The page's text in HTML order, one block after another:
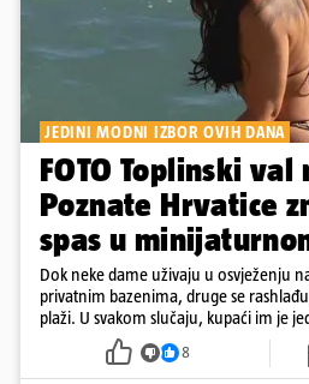
JEDINI MODNI IZBOR OVIH DANA
FOTO Toplinski
Poznate Hrvatice
spas u
Dok neke dame uživaju u osvježenju
privatnim bazenima, druge se
plaži. U svakom slučaju, kupaći im je
8